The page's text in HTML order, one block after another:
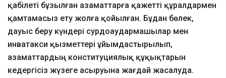
қабілеті бұзылған азаматтарға қажетті құралдармен
қамтамасыз ету жолға қойылған. Бұдан бөлек,
дауыс беру күндері сурдоаудармашылар мен
инватакси қызметтері ұйымдастырылып,
азаматтардың конституциялық құқықтарын
кедергісіз жүзеге асыруына жағдай жасалуда.